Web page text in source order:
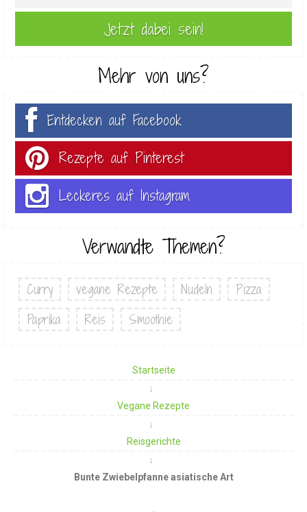
Mehr von uns?
Entdecken auf Facebook
Rezepte auf Pinterest
Leckeres auf Instagram
Verwandte Themen?
Curry vegane Rezepte Nudeln
Pizza
Paprika
Reis Smoothie
Startseite
Vegane Rezepte
Reisgerichte
Bunte Zwiebelpfanne asiatische Art